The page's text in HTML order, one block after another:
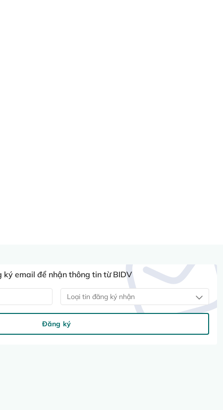
ký email để nhận thông tin từ BIDV
Loại tin đăng ký nhận
Đăng ký